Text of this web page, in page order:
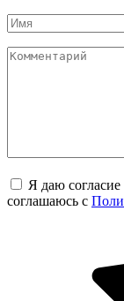
Я даю
соглашаюсь c